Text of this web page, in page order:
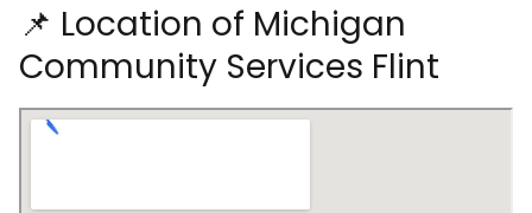
📌 Location of Michigan
Community Services Flint